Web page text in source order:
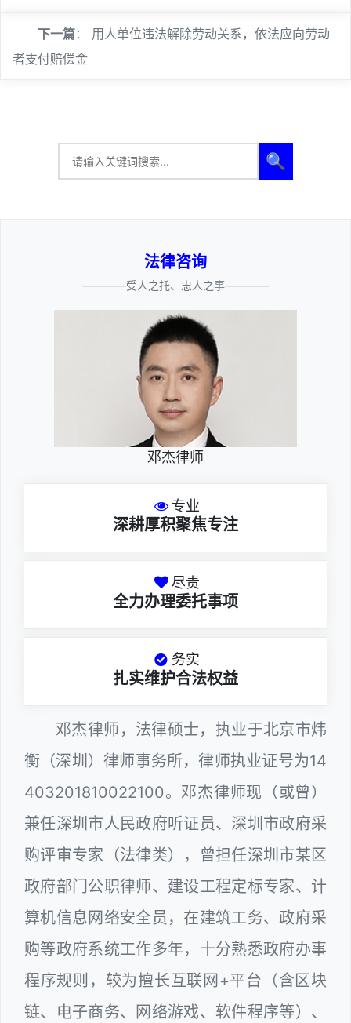
下一篇： 用人单位违法解除劳动关系，依法应向劳动
者支付赔偿金
🔍
法律咨询
————受人之托、忠人之事————
邓杰律师
专业
深耕厚积聚焦专注
尽责
全力办理委托事项
务实
扎实维护合法权益
邓杰律师，法律硕士，执业于北京市炜
衡（深圳）律师事务所，律师执业证号为14
403201810022100。邓杰律师现（或曾）
兼任深圳市人民政府听证员、深圳市政府采
购评审专家（法律类），曾担任深圳市某区
政府部门公职律师、建设工程定标专家、计
算机信息网络安全员，在建筑工务、政府采
购等政府系统工作多年，十分熟悉政府办事
程序规则，较为擅长互联网+平台（含区块
链、电子商务、网络游戏、软件程序等）、